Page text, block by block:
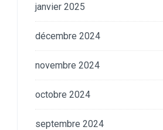
janvier 2025
décembre 2024
novembre 2024
octobre 2024
septembre 2024